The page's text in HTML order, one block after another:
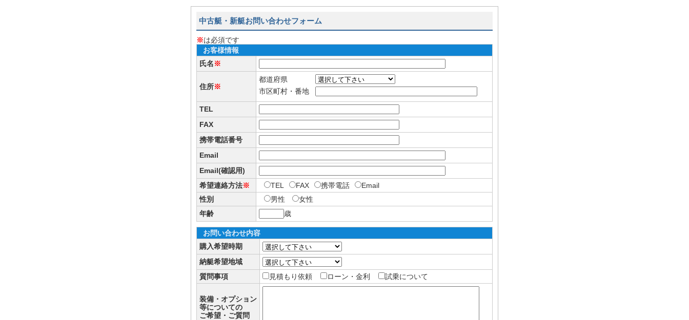
中古艇・新艇お問い合わせフォーム
※は必須です
お客様情報
氏名※
住所※
都道府県
市区町村・番地
TEL
FAX
携帯電話番号
Email
Email(確認用)
希望連絡方法※ TEL FAX 携帯電話
Email
性別
男性
女性
年齢
歳
お問い合わせ内容
購入希望時期
納艇希望地域
質問事項
見積もり依頼 ローン・金利 試乗について
装備・オプション
等についての
ご希望・ご質問